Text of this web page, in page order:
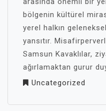
bölgenin kültürel
yerel halkın
yansıtır.
Samsun Kavaklılar,
ağırlamaktan gurur
Uncategorized